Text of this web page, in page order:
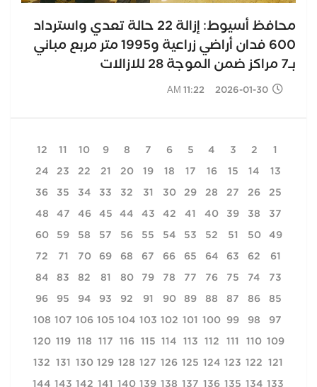
محافظ أسيوط: إزالة 22 حالة تعدي واسترداد
600 فدان أراضي زراعية و1995 متر مربع مباني
بـ7 مراكز ضمن الموجة 28 للازالات
2026-01-30 11:22 AM
1
2
3
4
5
6
7
8
9
10
11
12
13
14
15
16
17
18
19
20
21
22
23
24
25
26
27
28
29
30
31
32
33
34
35
36
37
38
39
40
41
42
43
44
45
46
47
48
49
50
51
52
53
54
55
56
57
58
59
60
61
62
63
64
65
66
67
68
69
70
71
72
73
74
75
76
77
78
79
80
81
82
83
84
85
86
87
88
89
90
91
92
93
94
95
96
97
98
99
100
101
102
103
104
105
106
107
108
109
110
111
112
113
114
115
116
117
118
119
120
121
122
123
124
125
126
127
128
129
130
131
132
133
134
135
136
137
138
139
140
141
142
143
144